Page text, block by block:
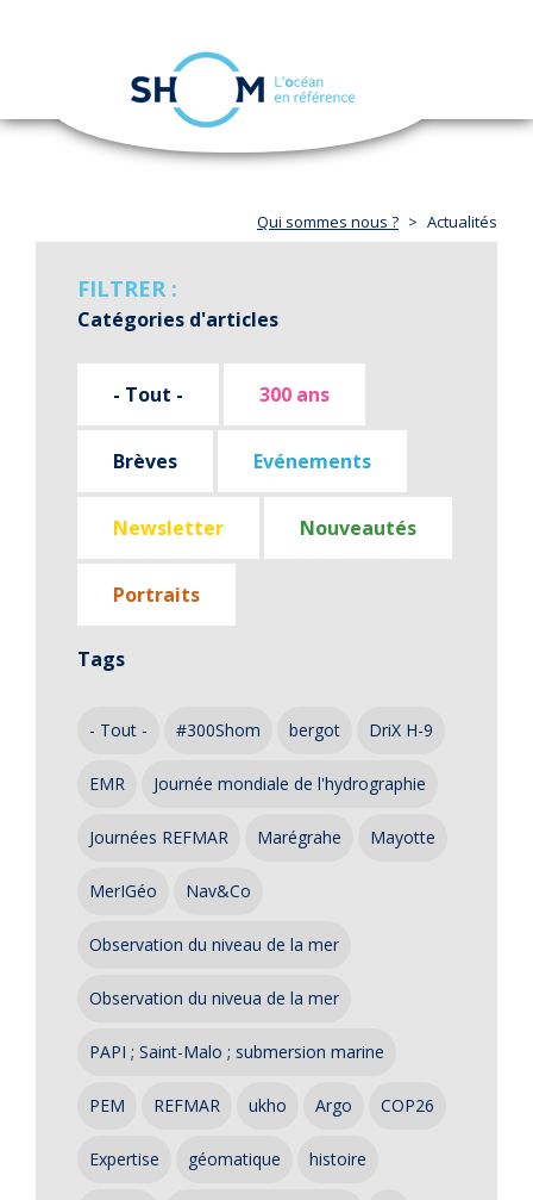
Aller
navigation
Qui sommes nous ? Actualités
FILTRER :
Catégories d'articles
- Tout - 300 ans
Brèves Evénements
Newsletter Nouveautés
Portraits
Tags
- Tout - #300Shom bergot DriX H-9
EMR Journée mondiale de l'hydrographie
Journées REFMAR Marégrahe Mayotte
MerIGéo Nav&Co
Observation du niveau de la mer
Observation du niveua de la mer
PAPI ; Saint-Malo ; submersion marine
PEM REFMAR ukho Argo COP26
Expertise géomatique histoire